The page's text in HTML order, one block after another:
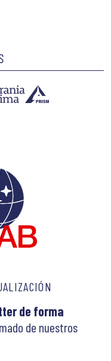
de forma
de nuestros